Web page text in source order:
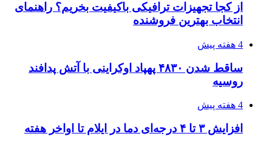
از کجا تجهیزات ترافیکی باکیفیت بخریم؟ راهنمای
انتخاب بهترین فروشنده
4 هفته پیش
ساقط شدن ۴۸۳۰ پهپاد اوکراینی با آتش پدافند
روسیه
4 هفته پیش
افزایش ۳ تا ۴ درجه‌ای دما در ایلام تا اواخر هفته